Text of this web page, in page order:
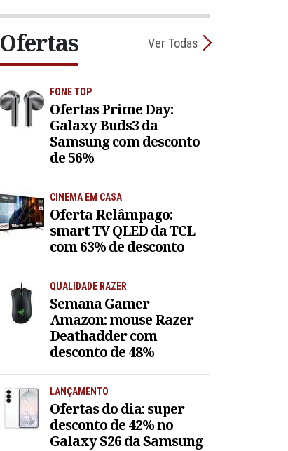
Ofertas Ver Todas
FONE TOP
Ofertas Prime Day:
Galaxy Buds3 da
Samsung com desconto
de 56%
CINEMA EM CASA
Oferta Relâmpago:
smart TV QLED da TCL
com 63% de desconto
QUALIDADE RAZER
Semana Gamer
Amazon: mouse Razer
Deathadder com
desconto de 48%
LANÇAMENTO
Ofertas do dia: super
desconto de 42% no
Galaxy S26 da Samsung